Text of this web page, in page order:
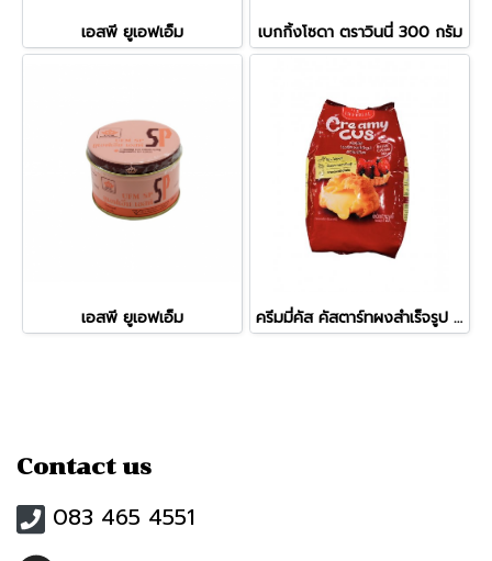
เอสพี ยูเอฟเอ็ม เบกกิ้งโซดา ตราวินนี่ 300 กรัม
เอสพี ยูเอฟเอ็ม ครีมมี่คัส คัสตาร์ทผงสำเร็จรูป (750g)
Contact us
083 465 4551